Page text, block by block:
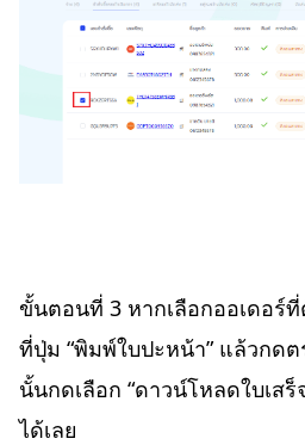
ขั้นตอนที่ 3 หากเลือกออเดอร์
ที่ปุ่ม “พิมพ์ใบปะหน้า” แล้วกด
นั้นกดเลือก “ดาวน์โหลดใบเส
ได้เลย